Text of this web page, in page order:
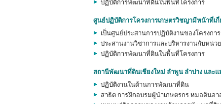
ปฏิบัติการพัฒนาที่ดินในพื้นที่โครงการ
ศูนย์ปฏิบัติการโครงการเกษตรวิชญามีหน้าที่เกี่
เป็นศูนย์ประสานการปฏิบัติงานของโครงการ
ประสานงานวิชาการและบริหารงานกับหน่
ปฏิบัติการพัฒนาที่ดินในพื้นที่โครงการ
สถานีพัฒนาที่ดินเชียงใหม่ ลำพูน ลำปาง และ
ปฏิบัติงานในด้านการพัฒนาที่ดิน
สาธิต การฝึกอบรมผู้นำเกษตรกร หมอดินอา